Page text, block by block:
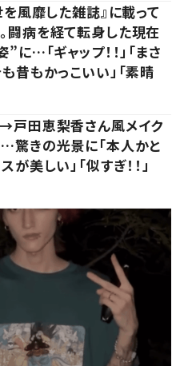
風靡した雑誌』に載って
闘病を経て転身した現在
に…「ギャップ！！」「まさ
も昔もかっこいい」「素晴
戸田恵梨香さん風メイク
きの光景に「本人かと
が美しい」「似すぎ！！」